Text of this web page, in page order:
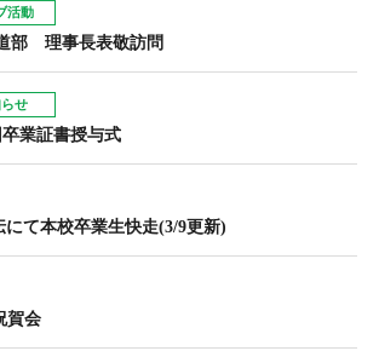
活動
部 理事長表敬訪問
せ
業証書授与式
て本校卒業生快走(3/9更新)
賀会